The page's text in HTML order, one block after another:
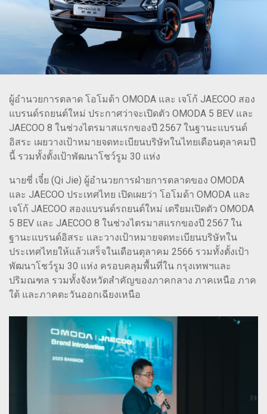
ผู้อำนวยการตลาด โอโมด้า OMODA และ เจโก้ JAECOO สอง
แบรนด์รถยนต์ใหม่ ประกาศว่าจะเปิดตัว OMODA 5 BEV และ
JAECOO 8 ในช่วงไตรมาสแรกของปี 2567 ในฐานะแบรนด์
อิสระ เผยวางเป้าหมายจดทะเบียนบริษัทในไทยเดือนตุลาคมปี
นี้ รวมทั้งตั้งเป้าพัฒนาโชว์รูม 30 แห่ง
นายชี่ เจี๋ย (Qi Jie) ผู้อำนวยการฝ่ายการตลาดของ OMODA
และ JAECOO ประเทศไทย เปิดเผยว่า โอโมด้า OMODA และ
เจโก้ JAECOO สองแบรนด์รถยนต์ใหม่ เตรียมเปิดตัว OMODA
5 BEV และ JAECOO 8 ในช่วงไตรมาสแรกของปี 2567 ใน
ฐานะแบรนด์อิสระ และวางเป้าหมายจดทะเบียนบริษัทใน
ประเทศไทยให้แล้วเสร็จในเดือนตุลาคม 2566 รวมทั้งตั้งเป้า
พัฒนาโชว์รูม 30 แห่ง ครอบคลุมพื้นที่ใน กรุงเทพฯและ
ปริมณฑล รวมทั้งจังหวัดสำคัญของภาคกลาง ภาคเหนือ ภาค
ใต้ และภาคตะวันออกเฉียงเหนือ